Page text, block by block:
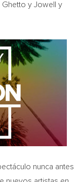
Ghetto y Jowell y
nunca antes